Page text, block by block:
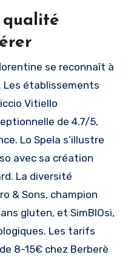
qualité
se reconnaît à
établissements
Vitiello
de 4.7/5,
Lo Spela s’illustre
avec sa création
La diversité
& Sons, champion
gluten, et SimBIOsi,
Les tarifs
8-15€ chez Berberè